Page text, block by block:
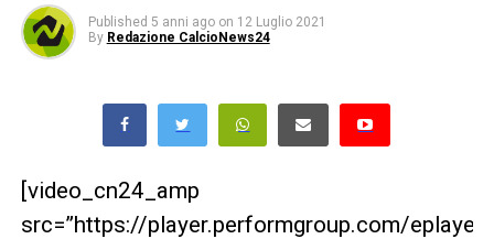
Published 5 anni ago on 12 Luglio 2021
By Redazione CalcioNews24
[video_cn24_amp
src=”https://player.performgroup.com/